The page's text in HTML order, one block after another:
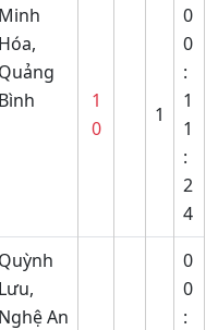
Minh
Hóa,
Quảng
Bình
1
0
1
0
0
:
1
1
:
2
4
Quỳnh
Lưu,
Nghệ An
0
0
: